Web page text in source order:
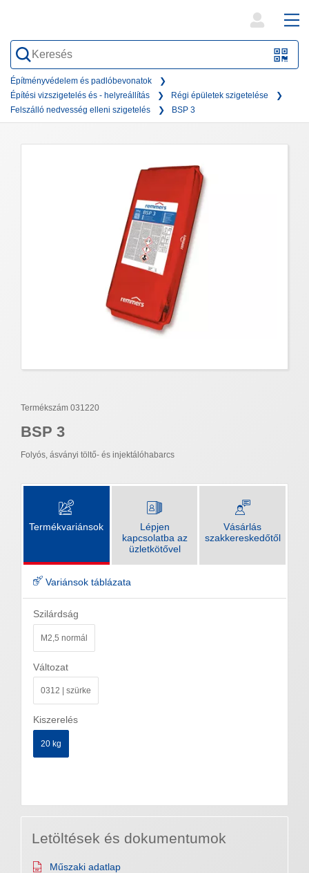
QR-
oder
form
Építményvédelem és padlóbevonatok
Építési vizszigetelés és - helyreállítás
Régi épületek szigetelése
Felszálló nedvesség elleni szigetelés
BSP 3
Termékszám 031220
BSP 3
Folyós, ásványi töltő- és injektálóhabarcs
Termékvariánsok
Lépjen
kapcsolatba az
üzletkötővel
Vásárlás
szakkereskedőtől
Variánsok táblázata
Szilárdság
M2,5 normál
Változat
0312 | szürke
Kiszerelés
20 kg
Letöltések és dokumentumok
Műszaki adatlap